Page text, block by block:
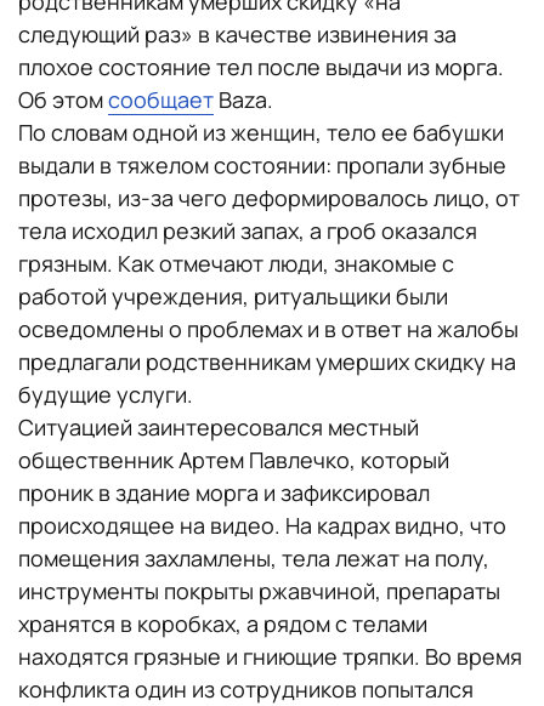
следующий раз» в качестве извинения за
плохое состояние тел после выдачи из морга.
Об этомсообщает Baza.
По словам одной из женщин, тело ее бабушки
выдали в тяжелом состоянии: пропали зубные
протезы, из-за чего деформировалось лицо, от
тела исходил резкий запах, а гроб оказался
грязным. Как отмечают люди, знакомые с
работой учреждения, ритуальщики были
осведомлены о проблемах и в ответ на жалобы
предлагали родственникам умерших скидку на
будущие услуги.
Ситуацией заинтересовался местный
общественник Артем Павлечко, который
проник в здание морга и зафиксировал
происходящее на видео. На кадрах видно, что
помещения захламлены, тела лежат на полу,
инструменты покрыты ржавчиной, препараты
хранятся в коробках, а рядом с телами
находятся грязные и гниющие тряпки. Во время
конфликта один из сотрудников попытался